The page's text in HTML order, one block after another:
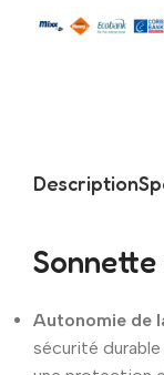
Description
Autonomie de
sécurité